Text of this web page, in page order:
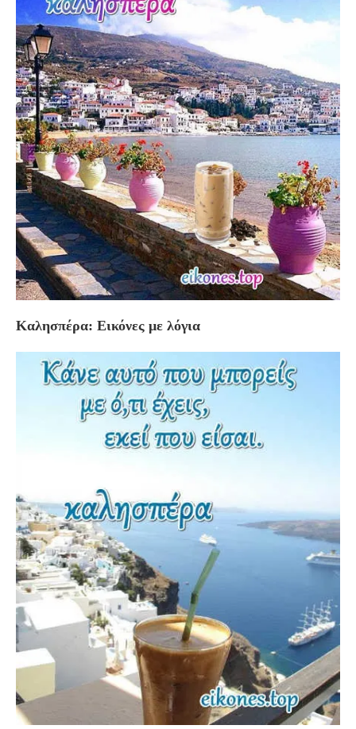
Καλησπέρα: Εικόνες με λόγια